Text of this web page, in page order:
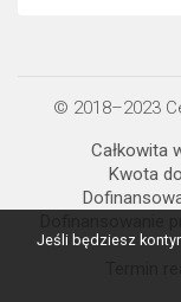
© 2018–2023
Całkowita
Kwota
Termin
Jeśli będziesz